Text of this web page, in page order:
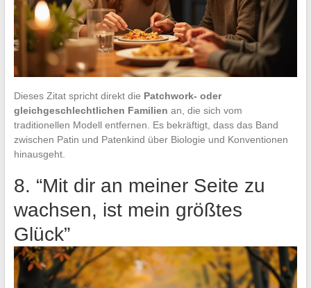
Dieses Zitat spricht direkt die Patchwork- oder
gleichgeschlechtlichen Familien an, die sich vom
traditionellen Modell entfernen. Es bekräftigt, dass das Band
zwischen Patin und Patenkind über Biologie und Konventionen
hinausgeht.
8. “Mit dir an meiner Seite zu
wachsen, ist mein größtes
Glück”